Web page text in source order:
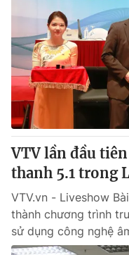
VTV lần đầu
thanh 5.1 trong
VTV.vn - Liveshow
thành chương trình
sử dụng công nghệ